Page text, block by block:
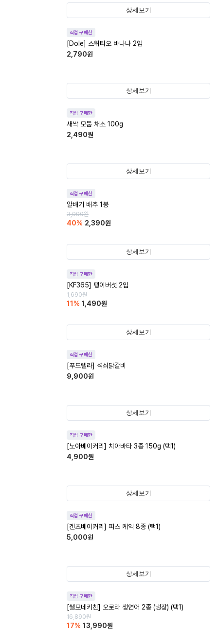
상세보기
직접 구매한
[Dole] 스위티오 바나나 2입
2,790원
상세보기
직접 구매한
새싹 모둠 채소 100g
2,490원
상세보기
직접 구매한
알배기 배추 1봉
3,990원
40% 2,390원
상세보기
직접 구매한
[KF365] 팽이버섯 2입
1,690원
11 % 1,490원
상세보기
직접 구매한
[푸드렐라] 석쇠닭갈비
9,900원
상세보기
직접 구매한
[노아베이커리] 치아바타 3종 150g (택1)
4,900원
상세보기
직접 구매한
[겐츠베이커리] 피스 케익 8종 (택1)
5,000원
상세보기
직접 구매한
[쌜모네키친] 오로라 생연어 2종 (냉장) (택1)
16,890원
17% 13,990원